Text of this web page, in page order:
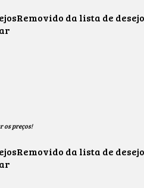
Removido da lista de
os preços!
Removido da lista de